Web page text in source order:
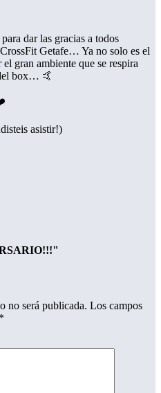
dar las gracias a todos
Getafe… Ya no solo es el
gran ambiente que se respira
box… 🤙
asistir!)
no será publicada. Los campos
*